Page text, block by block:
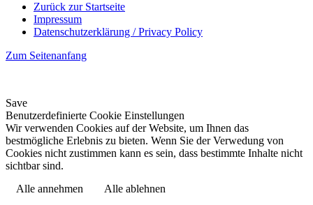
Zurück zur Startseite
Impressum
Datenschutzerklärung / Privacy Policy
Zum Seitenanfang
Save
Benutzerdefinierte Cookie Einstellungen
Wir verwenden Cookies auf der Website, um Ihnen das
bestmögliche Erlebnis zu bieten. Wenn Sie der Verwedung von
Cookies nicht zustimmen kann es sein, dass bestimmte Inhalte nicht
sichtbar sind.
Alle annehmen
Alle ablehnen